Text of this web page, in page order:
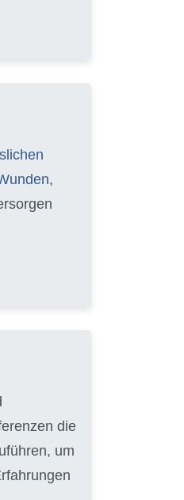
,
die
um